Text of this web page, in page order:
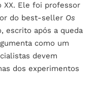
XX. Ele foi professor
do best-seller Os
escrito após a queda
como um
devem
dos experimentos